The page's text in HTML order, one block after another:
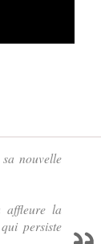
nouvelle
affleure la
persiste